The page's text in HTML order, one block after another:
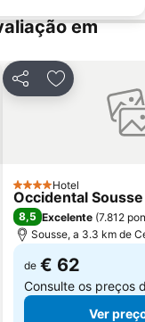
em
PartilharAdicionar
4 Estrelas
Hotel
Occidental
8,5 Excelente (7.812
Sousse, a 3.3 km de
de € 62
Consulte os preços
Ver